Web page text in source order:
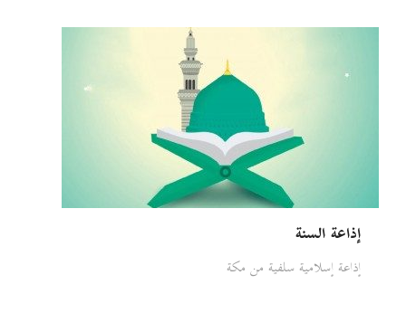
إذاعة السنة
إذاعة إسلامية سلفية من مكة